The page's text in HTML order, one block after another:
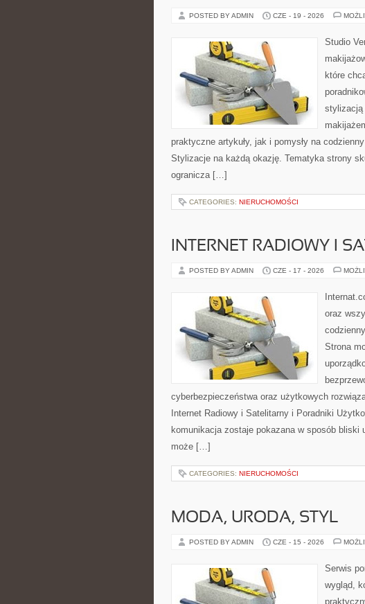
POSTED BY ADMIN CZE - 19 - 2026
Studio
które
stylizacją
praktyczne artykuły, jak i pomysły na
Stylizacje na każdą okazję. Tematyka strony
ogranicza […]
CATEGORIES: NIERUCHOMOŚCI
INTERNET RADIOWY I
POSTED BY ADMIN CZE - 17 - 2026
oraz
Strona
cyberbezpieczeństwa oraz użytkowych
Internet Radiowy i Satelitarny i Poradniki
komunikacja zostaje pokazana w sposób
może […]
CATEGORIES: NIERUCHOMOŚCI
MODA, URODA, STYL
POSTED BY ADMIN CZE - 15 - 2026
Serwis
wygląd,